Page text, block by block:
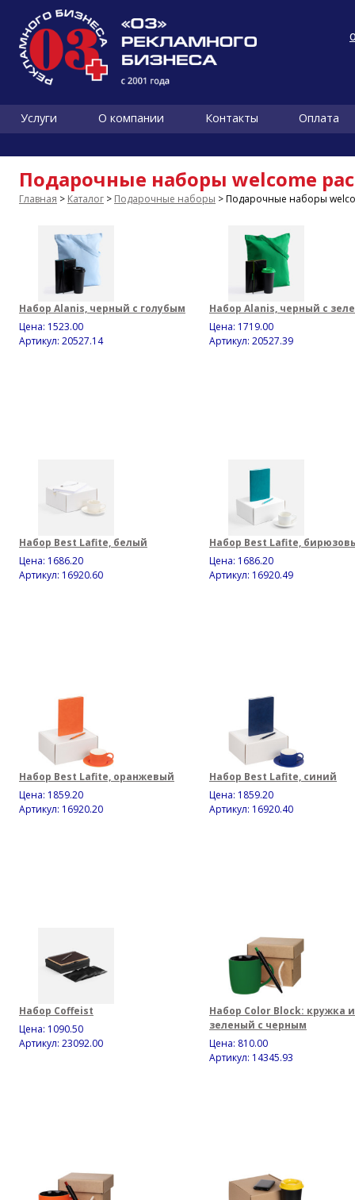
Услуги О компании Контакты Оплата
Подарочные наборы welcome
Главная > Каталог > Подарочные наборы > Подарочные наборы
Набор Alanis, черный с голубым
Цена: 1523.00
Артикул: 20527.14
Набор Alanis, черный с
Цена: 1719.00
Артикул: 20527.39
Набор Best Lafite, белый
Цена: 1686.20
Артикул: 16920.60
Набор Best Lafite,
Цена: 1686.20
Артикул: 16920.49
Набор Best Lafite, оранжевый
Цена: 1859.20
Артикул: 16920.20
Набор Best Lafite, синий
Цена: 1859.20
Артикул: 16920.40
Набор Coffeist
Цена: 1090.50
Артикул: 23092.00
Набор Color Block: кружка
зеленый с черным
Цена: 810.00
Артикул: 14345.93